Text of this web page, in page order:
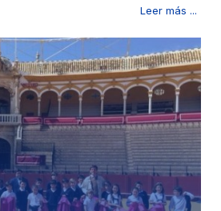
Leer más ...